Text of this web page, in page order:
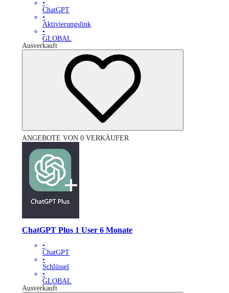
•
ChatGPT
•
Aktivierungslink
•
GLOBAL
Ausverkauft
ANGEBOTE VON 0 VERKÄUFER
ChatGPT Plus 1 User 6 Monate
•
ChatGPT
•
Schlüssel
•
GLOBAL
Ausverkauft